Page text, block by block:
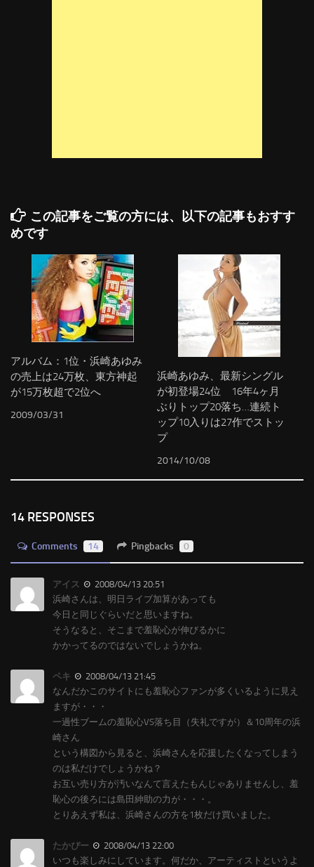
この記事をご覧の方には、以下の記事もおすす
めです
アルバム：1位・浜崎あゆみ
の売上は24万枚、東方神起
が15万枚超で2位へ
2009/03/31
浜崎あゆみ、最新シングル
が初登場24位 16年4ヶ月
ぶりトップ20落ち…連続ト
ップ10入りは27作でストッ
プ
2014/10/08
14 RESPONSES
Comments 14 Pingbacks 0
アイス
2008/04/13 20:51
浜崎さんは、明日ライブ加算があっても
今日と同じぐらいだと思いますね。
そうなると、そこまで羞恥心が伸びるかに
かかってるのではないでしょうかね。
ペキ
2008/04/13 21:45
なんだかこのサイトにも羞恥心ファンが多くいるように見え
ますが・・・
一過性ブームの羞恥心VS落ち目（失礼ですが）＆10周年の浜
崎さん
という構図から見ると、浜崎さんを応援したくなってしまう
のは私だけでしょうかね？
お互い売り方が汚いなんて言えたもんじゃありませんし、羞
恥心の後ろには島田紳助の力が・・・。
とりあえず私は、浜崎さんの方を1枚だけ買いました。
たかぴー
2008/04/13 22:00
いつも楽しみにしています。何だか、アーティストというよ